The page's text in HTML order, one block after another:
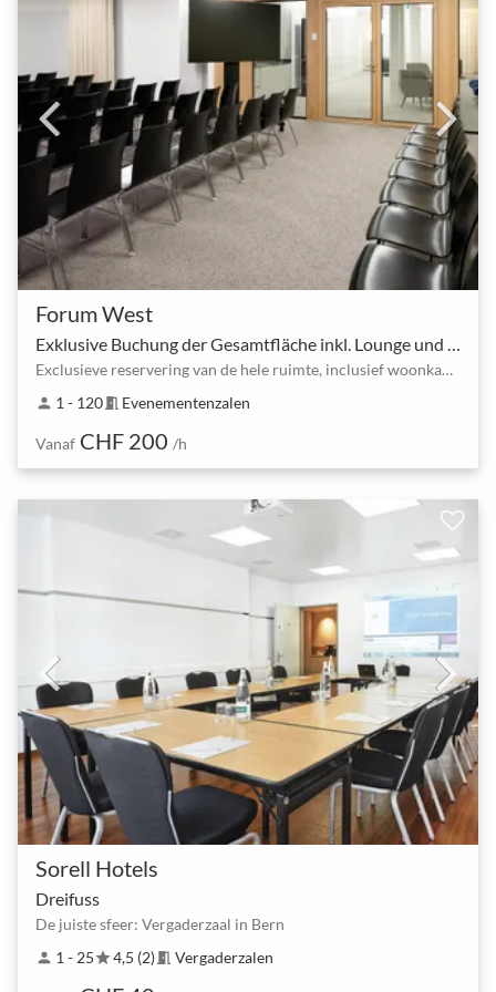
Forum West
Exclusieve reservering van de hele ruimte, inclusief woonkamer en keuken
person 1 - 120meeting_room Evenementenzalen
Vanaf CHF 200 /h
Sorell Hotels
Dreifuss
De juiste sfeer: Vergaderzaal in Bern
person 1 - 25star4,5 (2) meeting_room Vergaderzalen